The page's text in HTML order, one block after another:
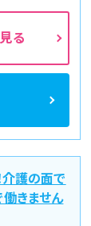
る
介護の面で
きません